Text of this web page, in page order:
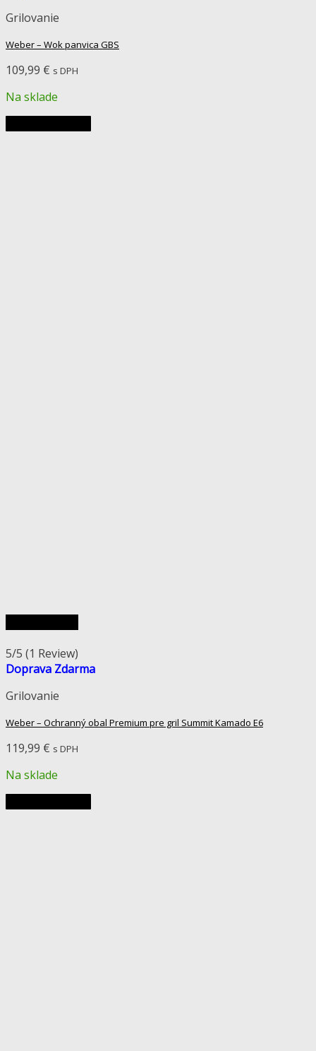
Grilovanie
Weber – Wok panvica GBS
109,99 € s DPH
Na sklade
5/5 (1 Review)
Doprava Zdarma
Grilovanie
Weber – Ochranný obal Premium pre gril Summit Kamado E6
119,99 € s DPH
Na sklade